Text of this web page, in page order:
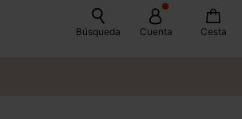
Búsqueda Cuenta Cesta